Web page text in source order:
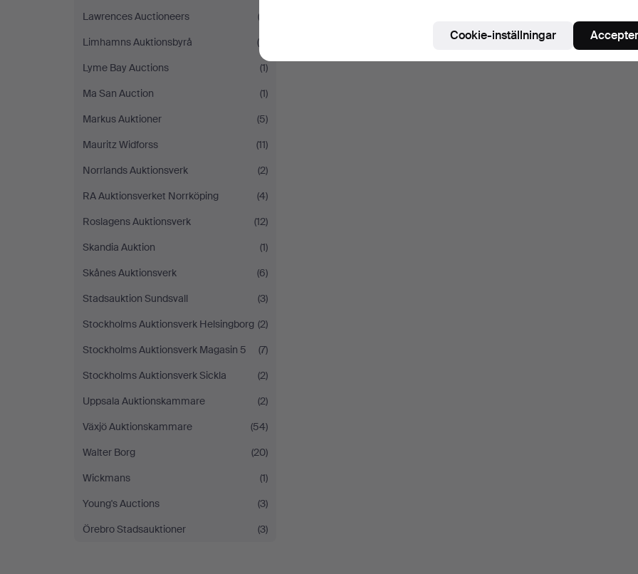
Lawrences Auctioneers
(3)
Limhamns Auktionsbyrå
(5)
Lyme Bay Auctions
(1)
Ma San Auction
(1)
Markus Auktioner
(5)
Mauritz Widforss
(11)
Norrlands Auktionsverk
(2)
RA Auktionsverket Norrköping
(4)
Roslagens Auktionsverk
(12)
Skandia Auktion
(1)
Skånes Auktionsverk
(6)
Stadsauktion Sundsvall
(3)
Stockholms Auktionsverk Helsingborg (2)
Stockholms Auktionsverk Magasin 5
(7)
Stockholms Auktionsverk Sickla
(2)
Uppsala Auktionskammare
(2)
Växjö Auktionskammare
(54)
Walter Borg
(20)
Wickmans
(1)
Young's Auctions
(3)
Örebro Stadsauktioner
(3)
Cookie-inställningar